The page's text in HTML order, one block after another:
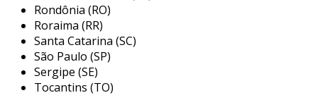
chips vítreo: utilizado para limpar,
desengordurar e abrilhantar materiais que
necessitem de esterilização futura.
chips de aço inox: empregados em casos de
polimento em materiais que requerem altos
Rondônia (RO)
Roraima (RR)
Santa Catarina (SC)
São Paulo (SP)
Sergipe (SE)
Tocantins (TO)